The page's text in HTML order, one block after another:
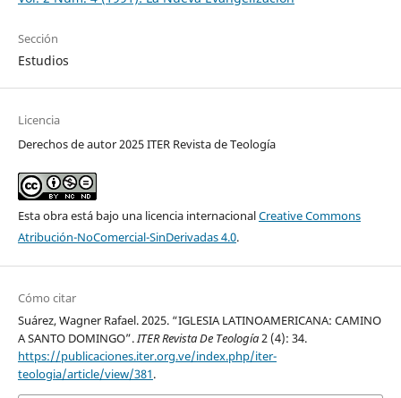
Sección
Estudios
Licencia
Derechos de autor 2025 ITER Revista de Teología
Esta obra está bajo una licencia internacionalCreative Commons
Atribución-NoComercial-SinDerivadas 4.0.
Cómo citar
Suárez, Wagner Rafael. 2025. “IGLESIA LATINOAMERICANA: CAMINO
A SANTO DOMINGO”.ITER Revista De Teología2 (4): 34.
https://publicaciones.iter.org.ve/index.php/iter-
teologia/article/view/381.